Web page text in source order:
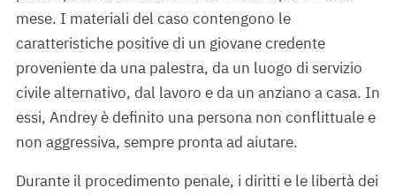
mese. I materiali del caso contengono le
caratteristiche positive di un giovane credente
proveniente da una palestra, da un luogo di servizio
civile alternativo, dal lavoro e da un anziano a casa. In
essi, Andrey è definito una persona non conflittuale e
non aggressiva, sempre pronta ad aiutare.
Durante il procedimento penale, i diritti e le libertà dei